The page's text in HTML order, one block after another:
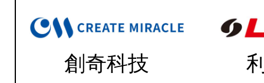
創奇科技